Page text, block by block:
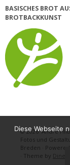
BASISCHES BROT
BROTBACKKUNST
© 2026André
Fotos und
Breden
Powered
Theme by
Diese Webseite